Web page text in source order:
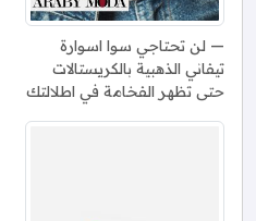
لن تحتاجي سوا اسوارة
تيفاني الذهبية بالكريستالات
حتى تظهر الفخامة في اطلالتك